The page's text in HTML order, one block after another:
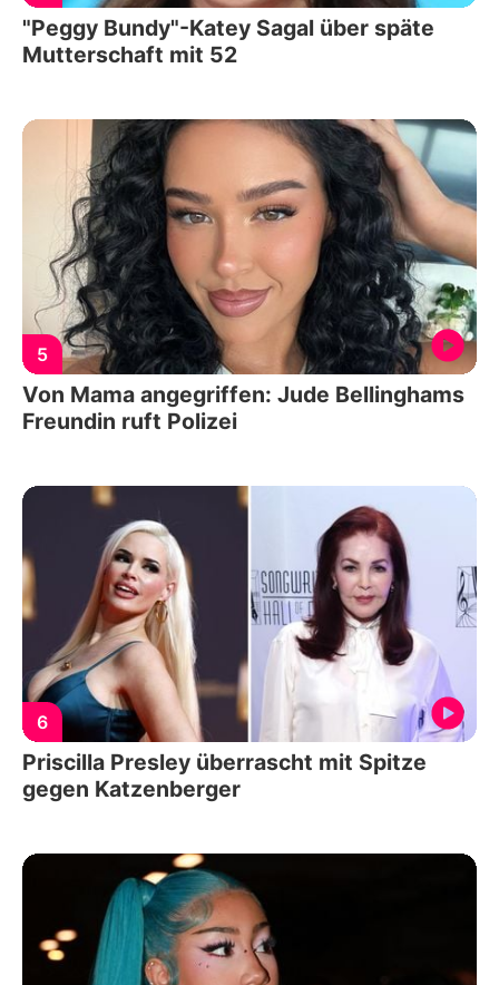
"Peggy Bundy"-Katey Sagal über späte
Mutterschaft mit 52
5
Von Mama angegriffen: Jude Bellinghams
Freundin ruft Polizei
6
Priscilla Presley überrascht mit Spitze
gegen Katzenberger